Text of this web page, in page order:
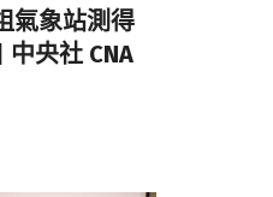
氣象站測得
央社 CNA